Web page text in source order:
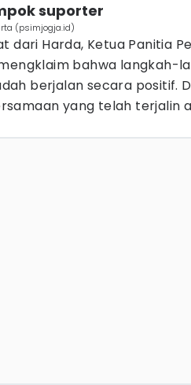
suporter
(psimjogja.id)
Harda, Ketua Panitia
bahwa langkah-
berjalan secara positif.
yang telah terjalin